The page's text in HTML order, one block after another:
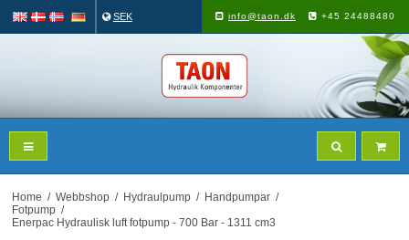
SEK info@taon.dk +45 24488480
Home / Webbshop / Hydraulpump / Handpumpar /
Fotpump /
Enerpac Hydraulisk luft fotpump - 700 Bar - 1311 cm3